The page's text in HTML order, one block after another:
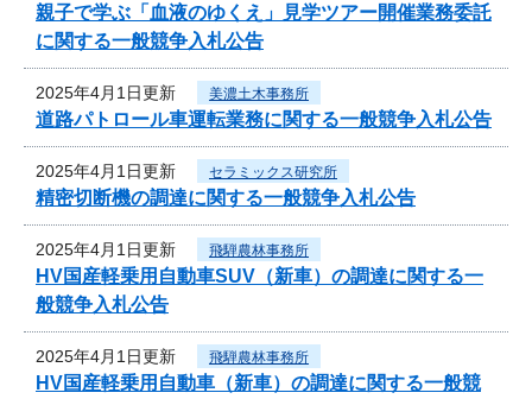
親子で学ぶ「血液のゆくえ」見学ツアー開催業務委託
に関する一般競争入札公告
2025年4月1日更新 美濃土木事務所
道路パトロール車運転業務に関する一般競争入札公告
2025年4月1日更新 セラミックス研究所
精密切断機の調達に関する一般競争入札公告
2025年4月1日更新 飛騨農林事務所
HV国産軽乗用自動車SUV（新車）の調達に関する一
般競争入札公告
2025年4月1日更新 飛騨農林事務所
HV国産軽乗用自動車（新車）の調達に関する一般競